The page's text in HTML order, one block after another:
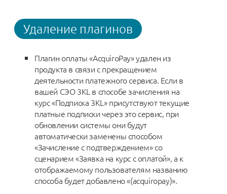
Удаление плагинов
Плагин оплаты «AcquiroPay» удален из
продукта в связи с прекращением
деятельности платежного сервиса. Если в
вашей СЭО 3KL в способе зачисления на
курс «Подписка 3KL» присутствуют текущие
платные подписки через это сервис, при
обновлении системы они будут
автоматически заменены способом
«Зачисление с подтверждением» со
сценарием «Заявка на курс с оплатой», а к
отображаемому пользователям названию
способа будет добавлено «(acquiropay)».